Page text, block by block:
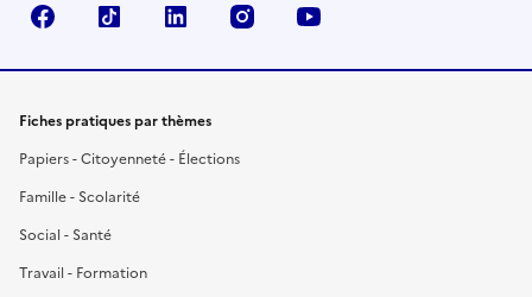
FacebookTikTok LinkedIn Instagram
Fiches pratiques par thèmes
Papiers - Citoyenneté - Élections
Famille - Scolarité
Social - Santé
Travail - Formation